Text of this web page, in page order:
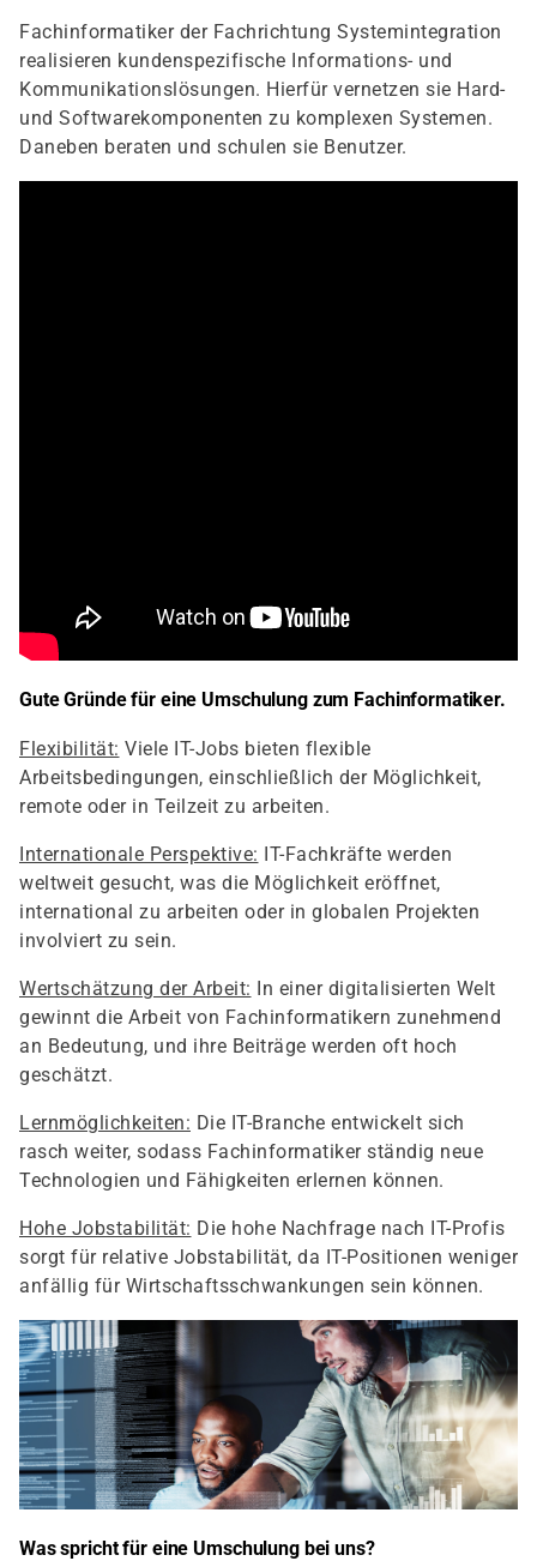
Fachinformatiker der Fachrichtung Systemintegration
realisieren kundenspezifische Informations- und
Kommunikationslösungen. Hierfür vernetzen sie Hard-
und Softwarekomponenten zu komplexen Systemen.
Daneben beraten und schulen sie Benutzer.
Gute Gründe für eine Umschulung zum Fachinformatiker.
Flexibilität: Viele IT-Jobs bieten flexible
Arbeitsbedingungen, einschließlich der Möglichkeit,
remote oder in Teilzeit zu arbeiten.
Internationale Perspektive: IT-Fachkräfte werden
weltweit gesucht, was die Möglichkeit eröffnet,
international zu arbeiten oder in globalen Projekten
involviert zu sein.
Wertschätzung der Arbeit: In einer digitalisierten Welt
gewinnt die Arbeit von Fachinformatikern zunehmend
an Bedeutung, und ihre Beiträge werden oft hoch
geschätzt.
Lernmöglichkeiten: Die IT-Branche entwickelt sich
rasch weiter, sodass Fachinformatiker ständig neue
Technologien und Fähigkeiten erlernen können.
Hohe Jobstabilität: Die hohe Nachfrage nach IT-Profis
sorgt für relative Jobstabilität, da IT-Positionen weniger
anfällig für Wirtschaftsschwankungen sein können.
Was spricht für eine Umschulung bei uns?